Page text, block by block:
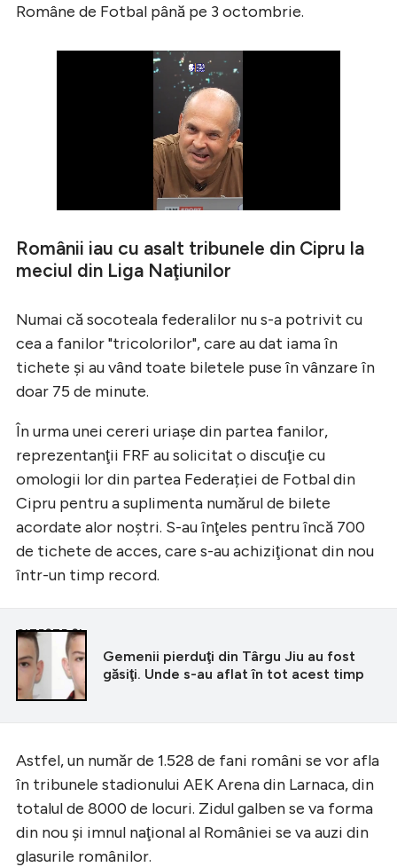
Române de Fotbal până pe 3 octombrie.
Românii iau cu asalt tribunele din Cipru la
meciul din Liga Naţiunilor
Numai că socoteala federalilor nu s-a potrivit cu
cea a fanilor "tricolorilor", care au dat iama în
tichete şi au vând toate biletele puse în vânzare în
doar 75 de minute.
În urma unei cereri uriaşe din partea fanilor,
reprezentanţii FRF au solicitat o discuţie cu
omologii lor din partea Federației de Fotbal din
Cipru pentru a suplimenta numărul de bilete
acordate alor noștri. S-au înţeles pentru încă 700
de tichete de acces, care s-au achiziţionat din nou
într-un timp record.
CITEȘTE ȘI
Gemenii pierduţi din Târgu Jiu au fost
găsiţi. Unde s-au aflat în tot acest timp
Astfel, un număr de 1.528 de fani români se vor afla
în tribunele stadionului AEK Arena din Larnaca, din
totalul de 8000 de locuri. Zidul galben se va forma
din nou şi imnul naţional al României se va auzi din
glasurile românilor.